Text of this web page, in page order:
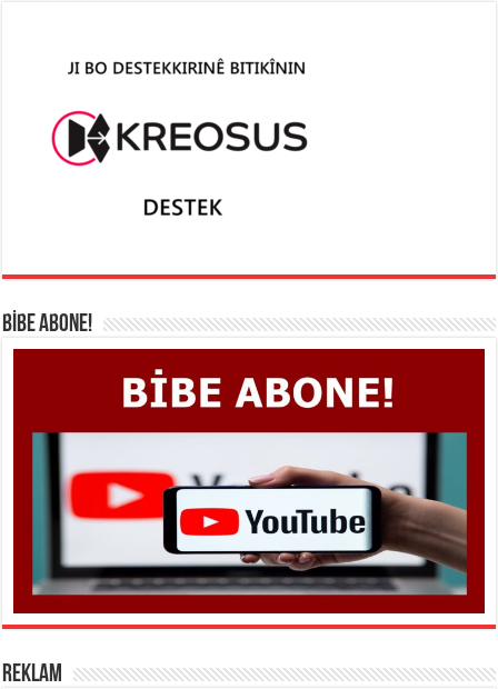
BİBE ABONE!
REKLAM